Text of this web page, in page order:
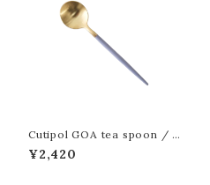
Cutipol GOA tea spoon / ク
チポール ゴア ティースプーン ゴ
ールド
¥2,420